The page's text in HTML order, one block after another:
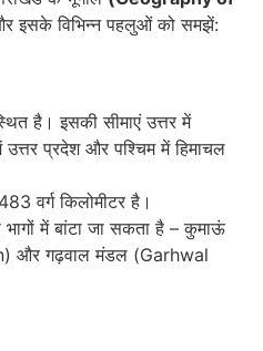
इसके विभिन्न पहलुओं को समझें:
है। इसकी सीमाएं उत्तर में
उत्तर प्रदेश और पश्चिम में हिमाचल
वर्ग किलोमीटर है।
भागों में बांटा जा सकता है – कुमाऊं
और गढ़वाल मंडल (Garhwal